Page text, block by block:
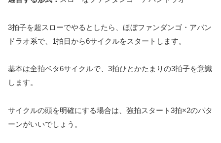
3拍子を超スローでやるとしたら、ほぼファンダンゴ・アバン
ドラオ系で、1拍目から6サイクルをスタートします。
基本は全拍ベタ6サイクルで、3拍ひとかたまりの3拍子を意識
します。
サイクルの頭を明確にする場合は、強拍スタート3拍×2のパタ
ーンがいいでしょう。